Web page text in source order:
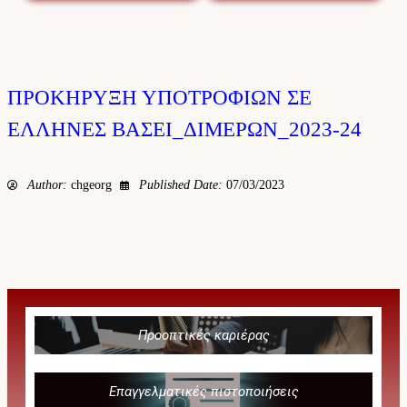
ΠΡΟΚΗΡΥΞΗ ΥΠΟΤΡΟΦΙΩΝ ΣΕ
ΕΛΛΗΝΕΣ ΒΑΣΕΙ_ΔΙΜΕΡΩΝ_2023-24
Author: chgeorg Published Date: 07/03/2023
Προοπτικές καριέρας
Επαγγελματικές πιστοποιήσεις